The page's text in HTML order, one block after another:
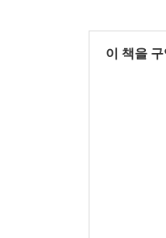
이 책을